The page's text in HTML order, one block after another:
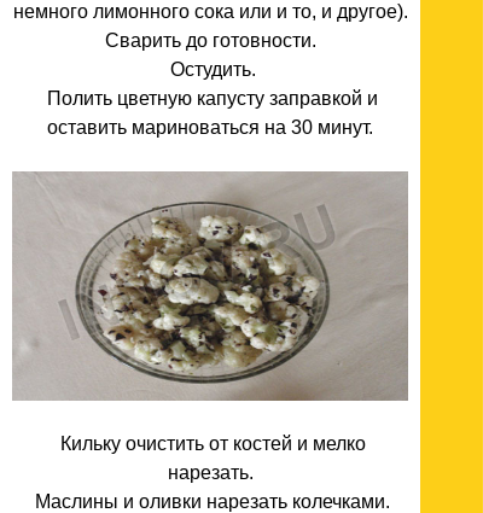
немного лимонного сока или и то, и другое).
Сварить до готовности.
Остудить.
Полить цветную капусту заправкой и
оставить мариноваться на 30 минут.
Кильку очистить от костей и мелко
нарезать.
Маслины и оливки нарезать колечками.